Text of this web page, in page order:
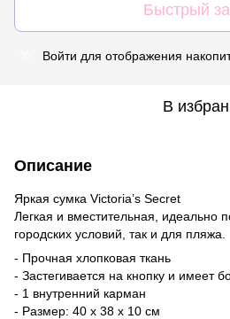
Быстрый
Войти для отображения
В
Описание
Яркая сумка Victoria’s Secret
Легкая и вместительная, идеально
городских условий, так и для пляжа.
- Прочная хлопковая ткань
- Застегивается на кнопку и имеет
- 1 внутренний карман
- Размер: 40 х 38 х 10 см